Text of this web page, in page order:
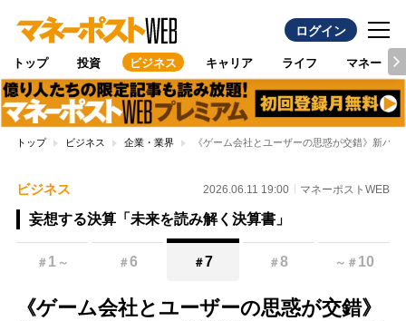
ログイン
トップ 投資 ビジネス キャリア ライフ マネー
トップ ビジネス 企業・業界 《ゲーム会社とユーザーの思惑が交錯》新ハ
ビジネス 2026.06.11 19:00 マネーポストWEB
妄想する決算「未来を読み解く決算書」
＃ 1 ～ ＃6 ＃7 ＃8 ～ ＃ 10
《ゲーム会社とユーザーの思惑が交錯》